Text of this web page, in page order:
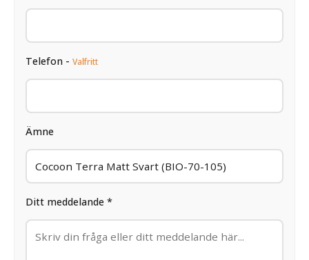
Telefon - Valfritt
Ämne
Ditt meddelande *